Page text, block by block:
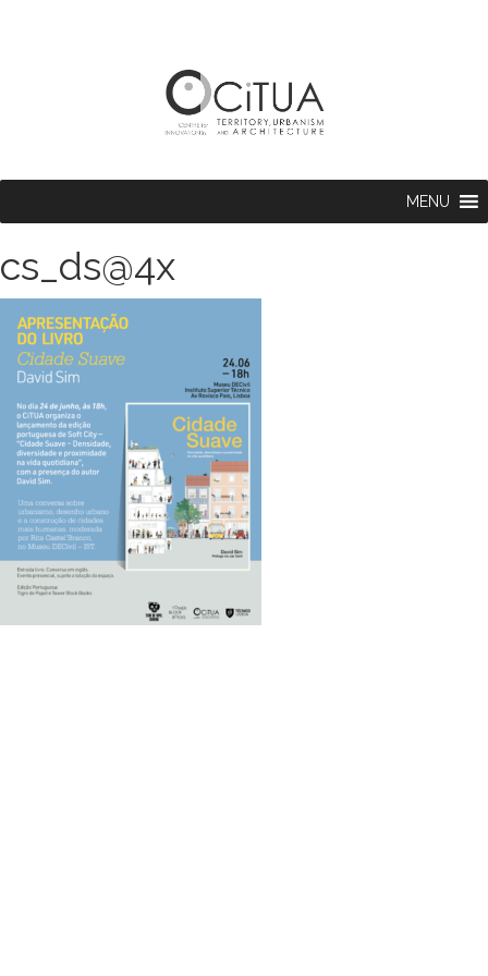
MENU
cs_ds@4x